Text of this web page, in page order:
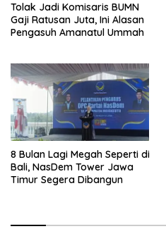
Tolak Jadi Komisaris BUMN
Gaji Ratusan Juta, Ini Alasan
Pengasuh Amanatul Ummah
8 Bulan Lagi Megah Seperti di
Bali, NasDem Tower Jawa
Timur Segera Dibangun